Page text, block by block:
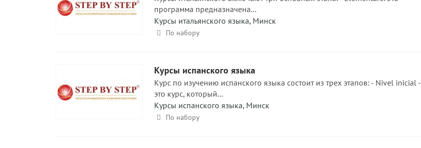
программа предназначена...
Курсы итальянского языка, Минск
По набору
Курсы испанского языка
Курс по изучению испанского языка состоит из трех этапов: - Nivel inicial -
это курс, который...
Курсы испанского языка, Минск
По набору